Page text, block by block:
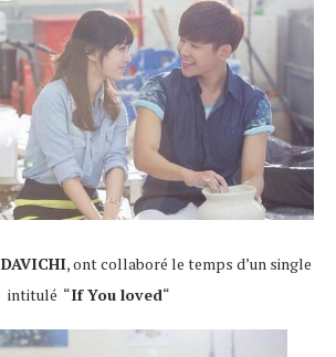
DAVICHI, ont collaboré le temps d’un single
intitulé “If You loved“